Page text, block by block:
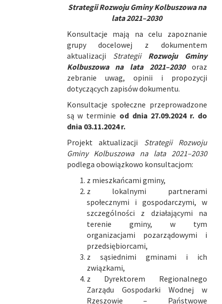
Strategii Rozwoju Gminy Kolbuszowa na
lata 2021–2030
Konsultacje mają na celu zapoznanie
grupy docelowej z dokumentem
aktualizacji Strategii Rozwoju Gminy
Kolbuszowa na lata 2021–2030oraz
zebranie uwag, opinii i propozycji
dotyczących zapisów dokumentu.
Konsultacje społeczne przeprowadzone
są w terminie od dnia 27.09.2024 r. do
dnia 03.11.2024 r.
Projekt aktualizacji Strategii Rozwoju
Gminy Kolbuszowa na lata 2021–2030
podlega obowiązkowo konsultacjom:
z mieszkańcami gminy,
z lokalnymi partnerami
społecznymi i gospodarczymi, w
szczególności z działającymi na
terenie gminy, w tym
organizacjami pozarządowymi i
przedsiębiorcami,
z sąsiednimi gminami i ich
związkami,
z Dyrektorem Regionalnego
Zarządu Gospodarki Wodnej w
Rzeszowie – Państwowe